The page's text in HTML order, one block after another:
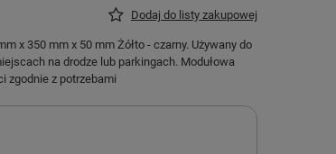
Dodaj do listy zakupowej
x 350 mm x 50 mm Żółto - czarny. Używany do
na drodze lub parkingach. Modułowa
zgodnie z potrzebami